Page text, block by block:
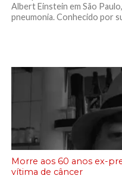
Albert Einstein em São
pneumonia. Conhecido por
Morre aos 60 anos ex-
vítima de câncer